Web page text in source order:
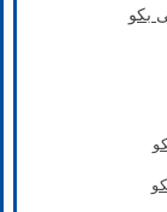
بکو